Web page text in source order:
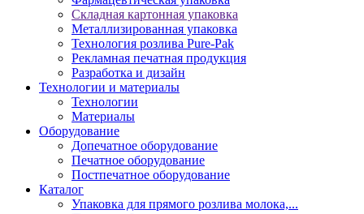
Складная картонная упаковка
Металлизированная упаковка
Технология розлива Pure-Pak
Рекламная печатная продукция
Разработка и дизайн
Технологии и материалы
Технологии
Материалы
Оборудование
Допечатное оборудование
Печатное оборудование
Постпечатное оборудование
Каталог
Упаковка для прямого розлива молока,...